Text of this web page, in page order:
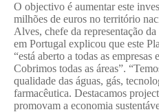
O objectivo é aumentar este
milhões de euros no território
Alves, chefe da representação
em Portugal explicou que este
“está aberto a todas as empresas
Cobrimos todas as áreas”.
qualidade das águas, gás,
farmacêutica. Destacamos
promovam a economia